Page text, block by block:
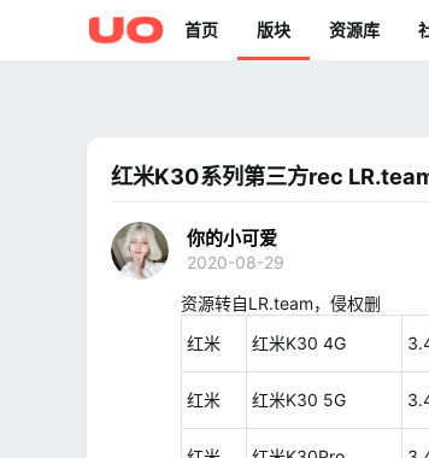
首页 版块 资源库
红米K30系列第三方rec
你的小可爱
2020-08-29
资源转自LR.team，侵权删
红米
红米K30 4G
红米 红米K30 5G